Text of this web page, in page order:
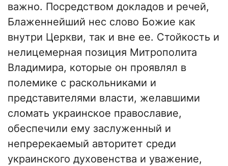
важно. Посредством докладов и речей,
Блаженнейший нес слово Божие как
внутри Церкви, так и вне ее. Стойкость и
нелицемерная позиция Митрополита
Владимира, которые он проявлял в
полемике с раскольниками и
представителями власти, желавшими
сломать украинское православие,
обеспечили ему заслуженный и
непререкаемый авторитет среди
украинского духовенства и уважение,